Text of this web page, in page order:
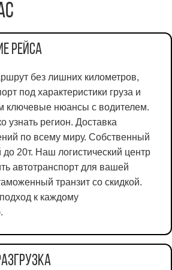
рейса
без лишних километров,
под характеристики груза и
ключевые нюансы с водителем.
узнать регион. Доставка
по всему миру. Собственный
20т. Наш логистический центр
автотранспорт для вашей
транзит со скидкой.
к каждому